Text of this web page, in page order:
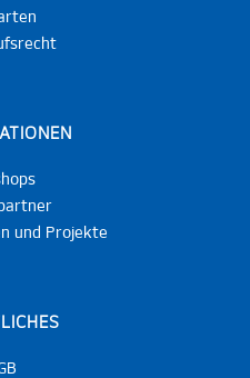
und Projekte